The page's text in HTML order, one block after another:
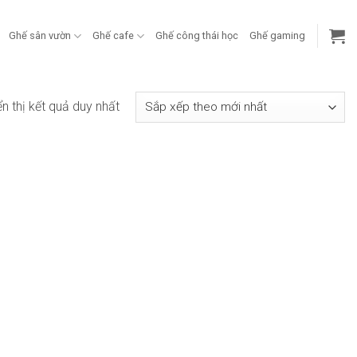
Ghế sân vườn Ghế cafe Ghế công thái học Ghế gaming
thị kết quả duy nhất